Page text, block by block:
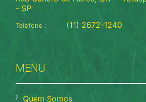
- SP
Telefone : (11) 2672-1240
MENU
Quem Somos